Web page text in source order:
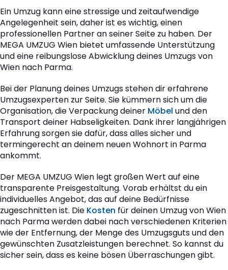
Ein Umzug kann eine stressige und zeitaufwendige
Angelegenheit sein, daher ist es wichtig, einen
professionellen Partner an seiner Seite zu haben. Der
MEGA UMZUG Wien bietet umfassende Unterstützung
und eine reibungslose Abwicklung deines Umzugs von
Wien nach Parma.
Bei der Planung deines Umzugs stehen dir erfahrene
Umzugsexperten zur Seite. Sie kümmern sich um die
Organisation, die Verpackung deiner Möbel und den
Transport deiner Habseligkeiten. Dank ihrer langjährigen
Erfahrung sorgen sie dafür, dass alles sicher und
termingerecht an deinem neuen Wohnort in Parma
ankommt.
Der MEGA UMZUG Wien legt großen Wert auf eine
transparente Preisgestaltung. Vorab erhältst du ein
individuelles Angebot, das auf deine Bedürfnisse
zugeschnitten ist. Die Kosten für deinen Umzug von Wien
nach Parma werden dabei nach verschiedenen Kriterien
wie der Entfernung, der Menge des Umzugsguts und den
gewünschten Zusatzleistungen berechnet. So kannst du
sicher sein, dass es keine bösen Überraschungen gibt.